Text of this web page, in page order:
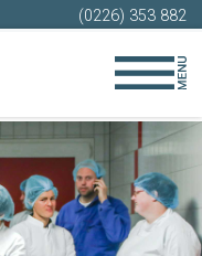
(0226) 353 882